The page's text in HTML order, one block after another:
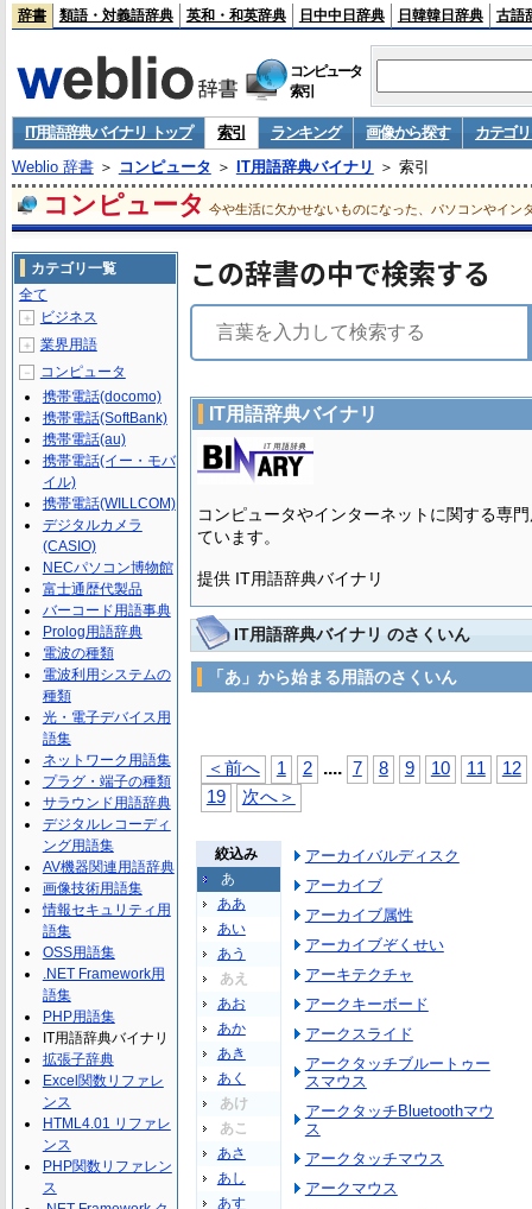
辞書 類語・対義語辞典 英和・和英辞典 日中中日辞典 日韓韓日辞典 古語
コンピュータ
索引
IT用語辞典バイナリ トップ 索引 ランキング 画像から探す
カテゴ
Weblio 辞書＞ コンピュータ ＞ IT用語辞典バイナリ ＞ 索引
コンピュータ 今や生活に欠かせないものになった、パソコンやイン
この辞書の中で検索する
IT用語辞典バイナリ
コンピュータやインターネットに関する専
ています。
提供 IT用語辞典バイナリ
IT用語辞典バイナリ のさくいん
「あ」から始まる用語のさくいん
＜前へ 1 2 .... 7 8 9 10 11
12
19
次へ＞
絞込み
あ
ああ
あい
あう
あえ
あお
あか
あき
あく
あけ
あこ
あさ
あし
あす
アーカイバルディスク
アーカイブ
アーカイブ属性
アーカイブぞくせい
アーキテクチャ
アークキーボード
アークスライド
アークタッチブルートゥー
スマウス
アークタッチBluetoothマウ
ス
アークタッチマウス
アークマウス
カテゴリ一覧
全て
＋ ビジネス
＋ 業界用語
－
コンピュータ
携帯電話(docomo)
携帯電話(SoftBank)
携帯電話(au)
携帯電話(イー・モバ
イル)
携帯電話(WILLCOM)
デジタルカメラ
(CASIO)
NECパソコン博物館
富士通歴代製品
バーコード用語事典
Prolog用語辞典
電波の種類
電波利用システムの
種類
光・電子デバイス用
語集
ネットワーク用語集
プラグ・端子の種類
サラウンド用語辞典
デジタルレコーディ
ング用語集
AV機器関連用語辞典
画像技術用語集
情報セキュリティ用
語集
OSS用語集
.NET Framework用
語集
PHP用語集
IT用語辞典バイナリ
拡張子辞典
Excel関数リファレ
ンス
HTML4.01 リファレ
ンス
PHP関数リファレン
ス